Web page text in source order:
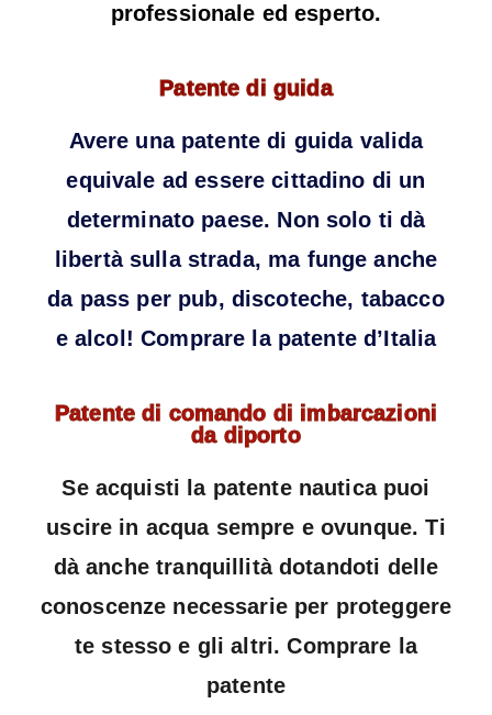
professionale ed esperto.
Patente di guida
Avere una patente di guida valida
equivale ad essere cittadino di un
determinato paese. Non solo ti dà
libertà sulla strada, ma funge anche
da pass per pub, discoteche, tabacco
e alcol! Comprare la patente d’Italia
Patente di comando di imbarcazioni
da diporto
Se acquisti la patente nautica puoi
uscire in acqua sempre e ovunque. Ti
dà anche tranquillità dotandoti delle
conoscenze necessarie per proteggere
te stesso e gli altri. Comprare la
patente